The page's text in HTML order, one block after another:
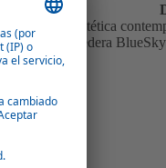
Con su estética
escotilla corredera